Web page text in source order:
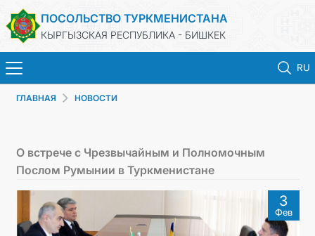
ПОСОЛЬСТВО ТУРКМЕНИСТАНА
КЫРГЫЗСКАЯ РЕСПУБЛИКА - БИШКЕК
RU
ТУРКМЕНИСТАН
ПРАЗДНИЧНЫЕ И ПАМЯТНЫЕ ДНИ
ГЛАВНАЯ НОВОСТИ
О встрече с Чрезвычайным и Полномочным
Послом Румынии в Туркменистане
3
Фев